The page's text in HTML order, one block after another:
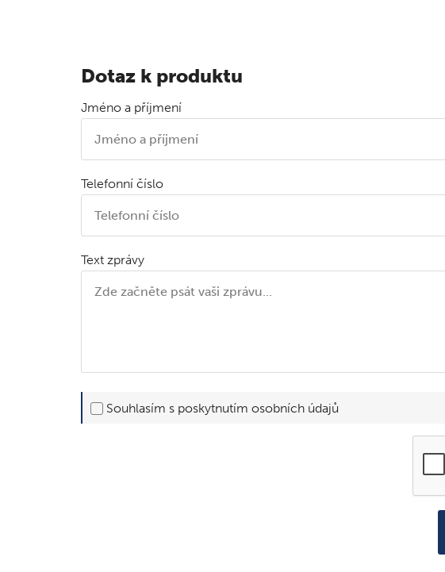
Dotaz k produktu
Jméno a příjmení
Telefonní číslo
Text zprávy
Souhlasím s poskytnutím osobních údajů